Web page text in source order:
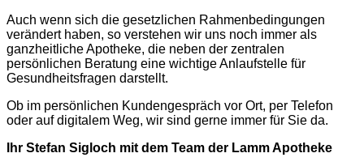
Auch wenn sich die gesetzlichen Rahmenbedingungen
verändert haben, so verstehen wir uns noch immer als
ganzheitliche Apotheke, die neben der zentralen
persönlichen Beratung eine wichtige Anlaufstelle für
Gesundheitsfragen darstellt.
Ob im persönlichen Kundengespräch vor Ort, per Telefon
oder auf digitalem Weg, wir sind gerne immer für Sie da.
Ihr Stefan Sigloch mit dem Team der Lamm Apotheke